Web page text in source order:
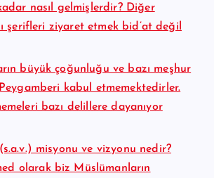
nasıl gelmişlerdir? Diğer
şerifleri ziyaret etmek bid’at değil
büyük çoğunluğu ve bazı meşhur
kabul etmemektedirler.
bazı delillere dayanıyor
misyonu ve vizyonu nedir?
olarak biz Müslümanların